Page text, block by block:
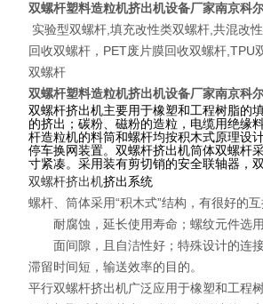
双螺杆塑料造粒机挤出机设备厂家南京科
实验型双螺杆,填充改性类双螺杆,共混改
回收双螺杆，PET废片膜回收双螺杆
双螺杆
双螺杆塑料造粒机挤出机设备厂家南京科
双螺杆挤出机主要用于橡塑和工程树脂的
的挤出；碳粉、磁粉的造粒，电缆用绝缘
杆造粒机的料筒和螺杆均按积木式原理设
停车换网装置。双螺杆挤出机筒体双螺杆
寸紧凑。采用装有剪切销的安全联轴器，
双螺杆挤出机挤出系统
螺杆、筒体采用“积木式”结构，有很好的
耐腐蚀，延长使用寿命；螺纹元件选用
面间隙，且自洁性好；特殊设计的连接
滞留时间短，输送效率的目的。
平行双螺杆挤出机广泛应用于橡塑和工程